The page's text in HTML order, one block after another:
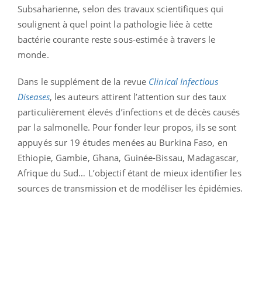
Subsaharienne, selon des travaux scientifiques qui
soulignent à quel point la pathologie liée à cette
bactérie courante reste sous-estimée à travers le
monde.
Dans le supplément de la revue Clinical Infectious
Diseases, les auteurs attirent l’attention sur des taux
particulièrement élevés d’infections et de décès causés
par la salmonelle. Pour fonder leur propos, ils se sont
appuyés sur 19 études menées au Burkina Faso, en
Ethiopie, Gambie, Ghana, Guinée-Bissau, Madagascar,
Afrique du Sud… L’objectif étant de mieux identifier les
sources de transmission et de modéliser les épidémies.